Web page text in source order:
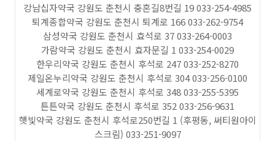
강남십자약국 강원도 춘천시 충혼길8번길 19 033-254-4985
퇴계종합약국 강원도 춘천시 퇴계로 166 033-262-9754
삼성약국 강원도 춘천시 효석로 37 033-264-0003
가람약국 강원도 춘천시 효자문길 1 033-254-0029
한우리약국 강원도 춘천시 후석로 247 033-252-8270
제일온누리약국 강원도 춘천시 후석로 304 033-256-0100
세계로약국 강원도 춘천시 후석로 348 033-255-5395
튼튼약국 강원도 춘천시 후석로 352 033-256-9631
햇빛약국 강원도 춘천시 후석로250번길 1 (후평동, 써티원아이
스크림) 033-251-9097